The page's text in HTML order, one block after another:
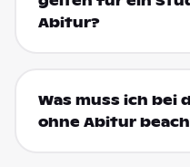
Abitur?
Was muss ich bei
ohne Abitur